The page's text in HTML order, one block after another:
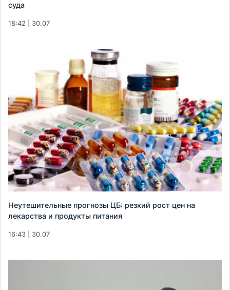
суда
18:42 | 30.07
Неутешительные прогнозы ЦБ: резкий рост цен на
лекарства и продукты питания
16:43 | 30.07